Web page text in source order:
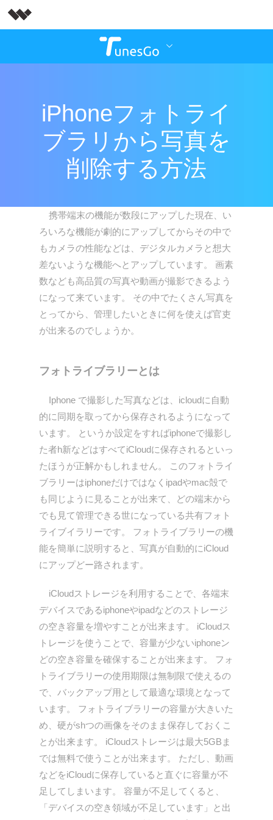
iPhoneフォトライ
ブラリから写真を
削除する方法
携帯端末の機能が数段にアップした現在、い
ろいろな機能が劇的にアップしてからその中で
もカメラの性能などは、デジタルカメラと想大
差ないような機能へとアップしています。 画素
数なども高品質の写真や動画が撮影できるよう
になって来ています。 その中でたくさん写真を
とってから、管理したいときに何を使えば官吏
が出来るのでしょうか。
フォトライブラリーとは
Iphone で撮影した写真などは、icloudに自動
的に同期を取ってから保存されるようになって
います。 というか設定をすればiphoneで撮影し
た者h新などはすべてiCloudに保存されるといっ
たほうが正解かもしれません。 このフォトライ
ブラリーはiphoneだけではなくipadやmac殻で
も同じように見ることが出来て、どの端末から
でも見て管理できる世になっている共有フォト
ライブイラリーです。 フォトライブラリーの機
能を簡単に説明すると、写真が自動的にiCloud
にアップどー路されます。
iCloudストレージを利用することで、各端末
デバイスであるiphoneやipadなどのストレージ
の空き容量を増やすことが出来ます。 iCloudス
トレージを使うことで、容量が少ないiphoneン
どの空き容量を確保することが出来ます。 フォ
トライブラリーの使用期限は無制限で使えるの
で、バックアップ用として最適な環境となって
います。 フォトライブラリーの容量が大きいた
め、硬がshつの画像をそのまま保存しておくこ
とが出来ます。 iCloudストレージは最大5GBま
では無料で使うことが出来ます。 ただし、動画
などをiCloudに保存していると直ぐに容量が不
足してしまいます。 容量が不足してくると、
「デバイスの空き領域が不足しています」と出